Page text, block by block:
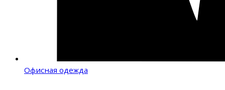
Офисная одежда